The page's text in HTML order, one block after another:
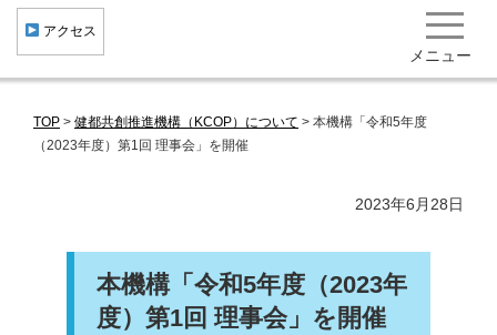
︎ アクセス
メニュー
健康・医療クラスター形成
北大阪健康医療都市"健都"とは
TOP > 健都共創推進機構（KCOP）について > 本機構「令和5年度
（2023年度）第1回 理事会」を開催
2023年6月28日
本機構「令和5年度（2023年
度）第1回 理事会」を開催